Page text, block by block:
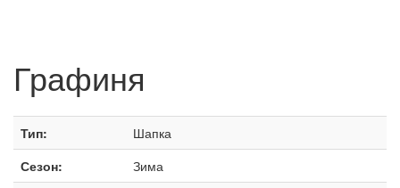
Графиня
Тип:
Шапка
Сезон:
Зима